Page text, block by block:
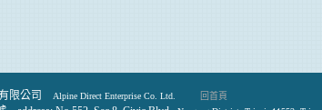
限公司
Alpine Direct Enterprise Co. Ltd. 回首頁